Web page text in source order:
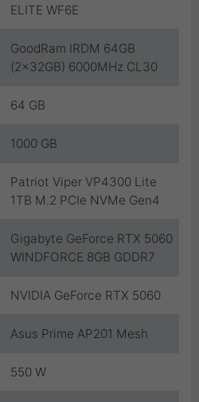
ELITE WF6E
GoodRam IRDM 64GB
(2x32GB) 6000MHz CL30
64 GB
1000 GB
Patriot Viper VP4300 Lite
1TB M.2 PCIe NVMe Gen4
Gigabyte GeForce RTX 5060
WINDFORCE 8GB GDDR7
NVIDIA GeForce RTX 5060
Asus Prime AP201 Mesh
550 W